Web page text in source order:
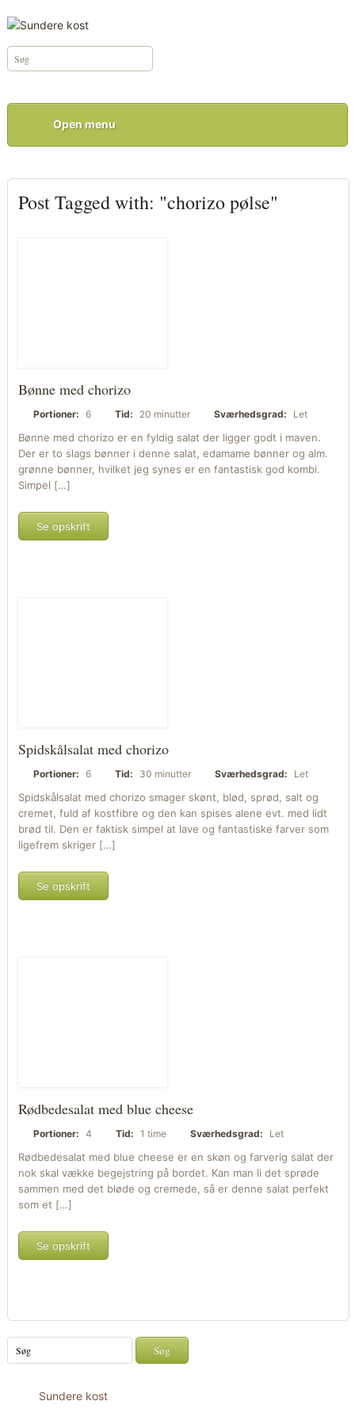
Open menu
Post Tagged with: "chorizo pølse"
Bønne med chorizo
Portioner: 6 Tid: 20 minutter Sværhedsgrad: Let
Bønne med chorizo er en fyldig salat der ligger godt i maven.
Der er to slags bønner i denne salat, edamame bønner og alm.
grønne bønner, hvilket jeg synes er en fantastisk god kombi.
Simpel […]
Se opskrift
Spidskålsalat med chorizo
Portioner: 6 Tid: 30 minutter Sværhedsgrad: Let
Spidskålsalat med chorizo smager skønt, blød, sprød, salt og
cremet, fuld af kostfibre og den kan spises alene evt. med lidt
brød til. Den er faktisk simpel at lave og fantastiske farver som
ligefrem skriger […]
Se opskrift
Rødbedesalat med blue cheese
Portioner: 4 Tid: 1 time Sværhedsgrad: Let
Rødbedesalat med blue cheese er en skøn og farverig salat der
nok skal vække begejstring på bordet. Kan man li det sprøde
sammen med det bløde og cremede, så er denne salat perfekt
som et […]
Se opskrift
Sundere kost